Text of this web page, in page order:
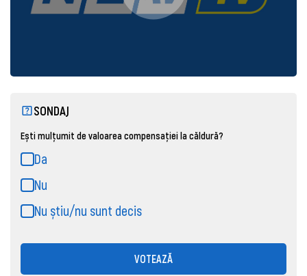
SONDAJ
Ești mulțumit de valoarea compensației la căldură?
Da
Nu
Nu știu/nu sunt decis
VOTEAZĂ